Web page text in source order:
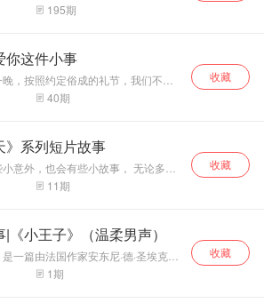
文章+录音，听小芒讲故事。 爱情总
不透。左耳晚安，右耳听。睡前有我
195期
你这件小事
，按照约定俗成的礼节，我们不能
手机，一个字一个字的打“我不愿让
然后，点击发送。 我不愿让你一个
40期
收藏
》系列短片故事
意外，也会有些小故事， 无论多么
生活总是向好的方向走的， 时间带走
11期
收藏
《小王子》（温柔男声）
是一篇由法国作家安东尼·德·圣埃克苏
写成的儿童文学短篇小说。 作者以
子式的眼光，透视出成人的空虚、盲
1期
收藏